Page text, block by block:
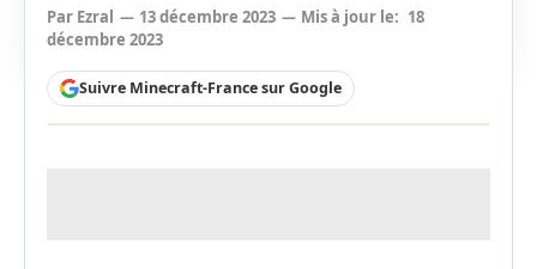
Par Ezral 13 décembre 2023 Mis à jour le: 18
décembre 2023
Suivre Minecraft-France sur Google